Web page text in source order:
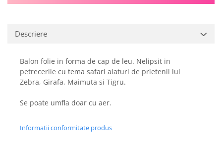
Descriere
Balon folie in forma de cap de leu. Nelipsit in
petrecerile cu tema safari alaturi de prietenii lui
Zebra, Girafa, Maimuta si Tigru.
Se poate umfla doar cu aer.
Informatii conformitate produs